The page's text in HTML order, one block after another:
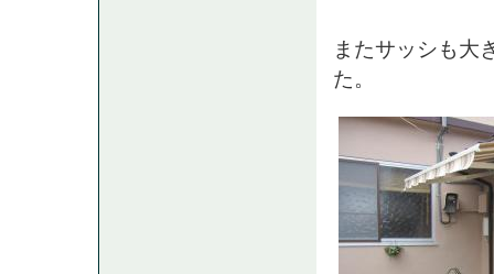
またサッシも大
た。